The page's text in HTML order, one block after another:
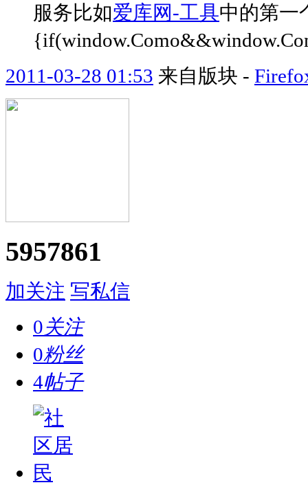
服务比如爱库网-工具中的第一
2011-03-28 01:53 来自版块 -
5957861
加关注 写私信
0关注
0粉丝
4帖子